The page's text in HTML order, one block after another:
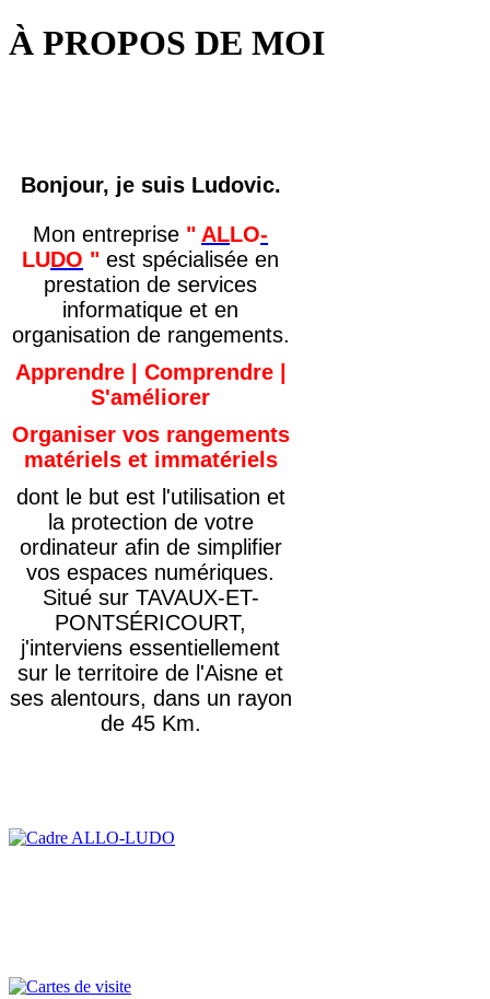
À PROPOS DE MOI
Bonjour, je suis Ludovic.
Mon entreprise " ALLO-
LUDO " est spécialisée en
prestation de services
informatique et en
organisation de rangements.
Apprendre | Comprendre |
S'améliorer
Organiser vos rangements
matériels et immatériels
dont le but est l'utilisation et
la protection de votre
ordinateur afin de simplifier
vos espaces numériques.
Situé sur TAVAUX-ET-
PONTSÉRICOURT,
j'interviens essentiellement
sur le territoire de l'Aisne et
ses alentours, dans un rayon
de 45 Km.